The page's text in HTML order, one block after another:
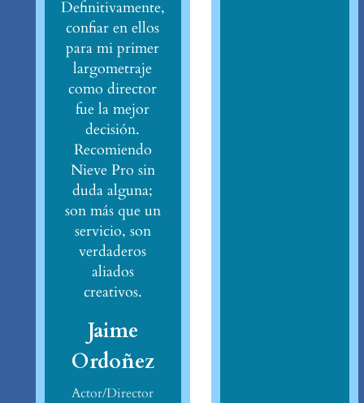
Definitivamente,
confiar en ellos
para mi primer
largometraje
como director
fue la mejor
decisión.
Recomiendo
Nieve Pro sin
duda alguna;
son más que un
servicio, son
verdaderos
aliados
creativos.
Jaime
Ordoñez
Actor/Director